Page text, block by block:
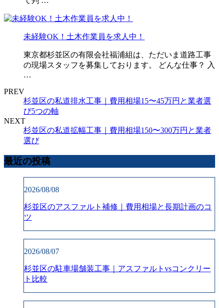
未経験OK！土木作業員を求人中！
東京都杉並区の有限会社福浦組は、ただいま道路工事
の現場スタッフを募集しております。 どんな仕事？ 入
…
PREV
杉並区の私道排水工事｜費用相場15〜45万円と業者選
び5つの軸
NEXT
杉並区の私道拡幅工事｜費用相場150〜300万円と業者
選び
最近の投稿
2026/08/08
杉並区のアスファルト補修｜費用相場と長期計画のコ
ツ
2026/08/07
杉並区の駐車場舗装工事｜アスファルトvsコンクリー
ト比較